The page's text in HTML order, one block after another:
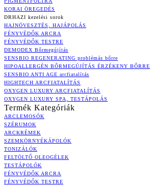
KORAI ÖREGEDÉS
DRHAZI kezelési sorok
HAJNÖVESZTÉS, HAJÁPOLÁS
FÉNYVÉDŐK ARCRA
FÉNYVÉDŐK TESTRE
DEMODEX Bőrmegújítás
SENSBIO REGENERATING problémás bőrre
HIPOALLERGÉN BŐRMEGÚJÍTÁS ÉRZÉKENY BŐRRE
SENSBIO ANTI AGE arcfiatalítás
HIGHTECH ARCFIATALÍTÁS
OXYGEN LUXURY ARCFIATALÍTÁS
OXYGEN LUXURY SPA, TESTÁPOLÁS
Termék Kategóriák
ARCLEMOSÓK
SZÉRUMOK
ARCKRÉMEK
SZEMKÖRNYÉKÁPOLÓK
TONIZÁLÓK
FELTÖLTŐ OLEOGÉLEK
TESTÁPOLÓK
FÉNYVÉDŐK ARCRA
FÉNYVÉDŐK TESTRE